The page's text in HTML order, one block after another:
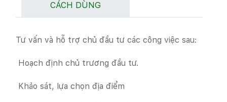
CÁCH DÙNG
Tư vấn và hỗ trợ chủ đầu tư các công việc sau:
Hoạch định chủ trương đầu tư.
Khảo sát, lựa chọn địa điểm